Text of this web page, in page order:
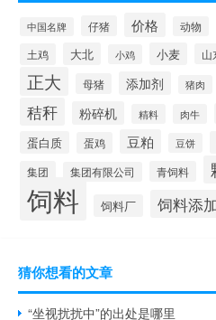
中国名牌 仔猪 价格 动物
土鸡 大北 小鸡 小麦 山
正大 母猪 添加剂 猪肉
秸秆 粉碎机 精料 肉牛
蛋白质 蛋鸡 豆粕 豆饼
集团 集团有限公司 青饲料
饲料 饲料厂 饲料添
猜你想看的文章
“坐视扰扰中”的出处是哪里